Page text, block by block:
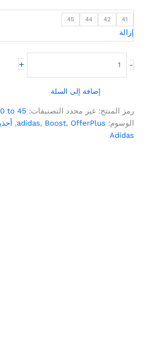
41
42
44
45
إزالة
-
+
إضافة إلى السلة
رمز المنتج: غير محدد التصنيفات: to 45
الوسوم:
adidas, Boost, OfferPlus
,
Adidas